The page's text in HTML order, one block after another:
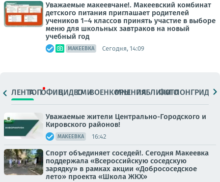
Уважаемые макеевчане!. Макеевский комбинат
детского питания приглашает родителей
учеников 1–4 классов принять участие в выборе
меню для школьных завтраков на новый
учебный год
МАКЕЕВКА Сегодня, 14:09
ЛЕНТАТОПОФИЦ.ВИДЕОСМИВОЕНКОРЫМНЕНИЯПАБЛИКИ
ФОТОЛОНГРИДЫ
Уважаемые жители Центрально-Городского и
Кировского районов!
МАКЕЕВКА 16:42
Спорт объединяет соседей!. Сегодня Макеевка
поддержала «Всероссийскую соседскую
зарядку» в рамках акции «Добрососедское
лето» проекта «Школа ЖКХ»